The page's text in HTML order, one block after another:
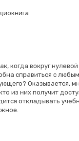
когда вокруг
справиться с
Оказывается,
из них получит
откладывать